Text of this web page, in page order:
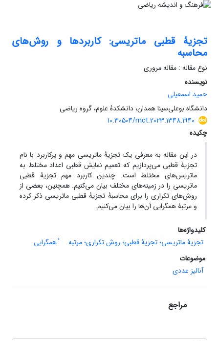
تجزیۀ قطبی ماتریسی: کاربردها و روش‌های
محاسبه
نوع مقاله : مقاله مروری
نویسنده
حمید اسمعیلی
دانشگاه بوعلی‌سینا همدان، دانشکدهٔ علوم، گروه ریاضی
10.30504/mct.2023.1348.1940
چکیده
در این مقاله به معرفی یک تجزیۀ ماتریسی مهم و پرکاربرد با نام
تجزیۀ قطبی می‌پردازیم که تعمیم نمایش قطبی اعداد مختلط به
ماتریس‌های مختلط است. چندین کاربرد مهم تجزیه‏ٔ قطبی
ماتریسی را در زمینه‌های مختلف بیان می‌کنیم. همچنین، بعضی از
روش‌های تکراری را برای محاسبۀ تجزیۀ قطبی ماتریسی ذکر کرده
و مرتبۀ همگرایی آن‌ها را بیان می‌کنیم.
کلیدواژه‌ها
تجزیۀ ماتریسی؛ تجزیۀ قطبی؛ روش تکراری؛ مرتبه
ٔ همگرایی
موضوعات
آنالیز عددی
مراجع